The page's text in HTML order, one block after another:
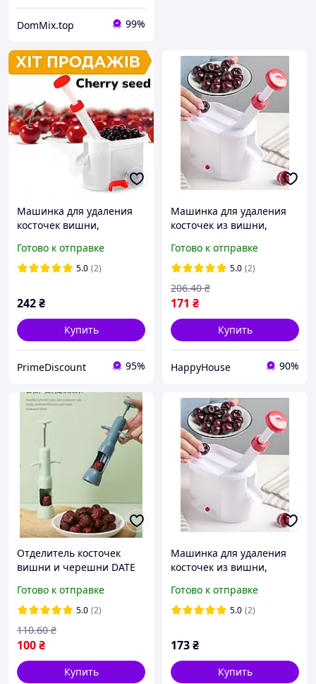
DomMix.top 99%
Машинка для удаления
косточек вишни,
seed WB-1260 PD
Готово к отправке
5.0 (2)
242₴
Купить
PrimeDiscount 95%
Машинка для удаления
косточек из вишни,
HP227
Готово к отправке
5.0 (2)
171 ₴
206.40 ₴
Купить
HappyHouse 90%
Отделитель косточек
вишни и черешни DATE
ручной компактный
HP227
Готово к отправке
5.0 (2)
100₴
110.60 ₴
Купить
Машинка для удаления
косточек из вишни,
iC227
Готово к отправке
5.0 (2)
173₴
Купить